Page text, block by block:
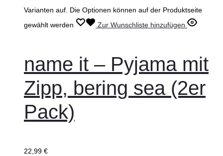
Varianten auf. Die Optionen können auf der Produktseite
gewählt werden
Zur Wunschliste hinzufügen
name it – Pyjama mit
Zipp, bering sea (2er
Pack)
22,99 €